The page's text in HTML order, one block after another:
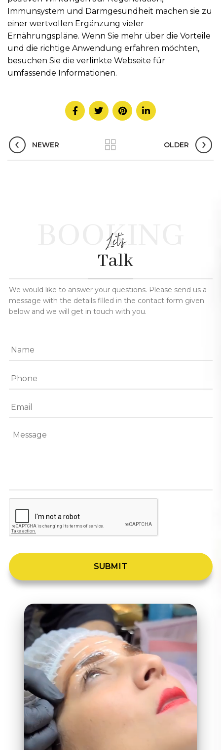
Immunsystem und Darmgesundheit machen sie zu
einer wertvollen Ergänzung vieler
Ernährungspläne. Wenn Sie mehr über die Vorteile
und die richtige Anwendung erfahren möchten,
besuchen Sie die verlinkte Webseite für
umfassende Informationen.
NEWER OLDER
BOOKING
Let's
Talk
We would like to answer your questions. Please send us a
message with the details filled in the contact form given
below and we will get in touch with you.